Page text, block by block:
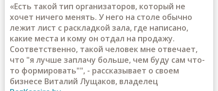
«Есть такой тип организаторов, который не
хочет ничего менять. У него на столе обычно
лежит лист с раскладкой зала, где написано,
какие места и кому он отдал на продажу.
Соответственно, такой человек мне отвечает,
что "я лучше заплачу больше, чем буду сам что-
то формировать"", - рассказывает о своем
бизнесе Виталий Лущаков, владелец